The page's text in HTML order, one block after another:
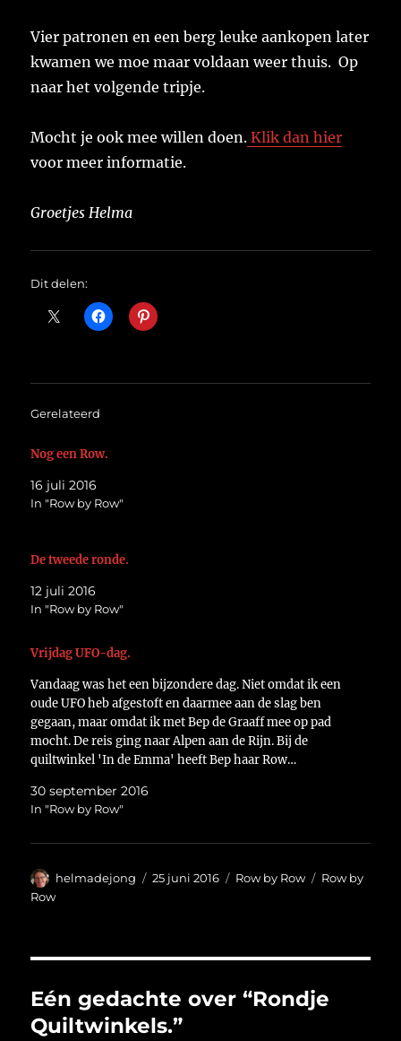
Vier patronen en een berg leuke aankopen later
kwamen we moe maar voldaan weer thuis. Op
naar het volgende tripje.
Mocht je ook mee willen doen. Klik dan hier
voor meer informatie.
Groetjes Helma
Dit delen:
Gerelateerd
Nog een Row.
16 juli 2016
In "Row by Row"
De tweede ronde.
12 juli 2016
In "Row by Row"
Vrijdag UFO-dag.
Vandaag was het een bijzondere dag. Niet omdat ik een
oude UFO heb afgestoft en daarmee aan de slag ben
gegaan, maar omdat ik met Bep de Graaff mee op pad
mocht. De reis ging naar Alpen aan de Rijn. Bij de
quiltwinkel 'In de Emma' heeft Bep haar Row…
30 september 2016
In "Row by Row"
Auteur
helmadejong
Geplaatst
25 juni 2016 Categorieën
Row by Row Tags
Row by
Row
Eén gedachte over “Rondje
Quiltwinkels.”